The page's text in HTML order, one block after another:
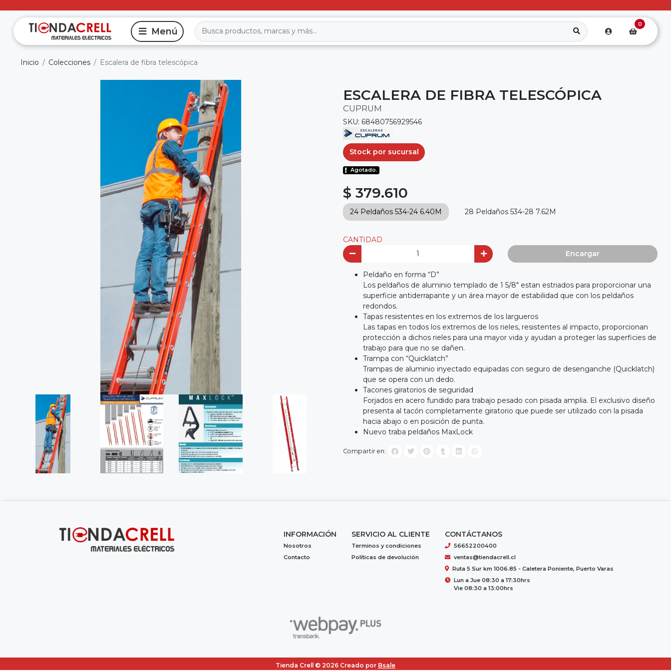
0
Inicio Colecciones Escalera de fibra telescópica
ESCALERA DE FIBRA TELESCÓPICA
CUPRUM
SKU: 68480756929546
Stock por sucursal
Agotado.
$ 379.610
24 Peldaños 534-24 6.40M 28 Peldaños 534-28 7.62M
CANTIDAD
Encargar
Peldaño en forma “D”
Los peldaños de aluminio templado de 1 5/8" estan estriados para proporcionar una
superficie antiderrapante y un área mayor de estabilidad que con los peldaños
redondos.
Tapas resistentes en los extremos de los largueros
Las tapas en todos los extremos de los rieles, resistentes al impacto, proporcionan
protección a dichos rieles para una mayor vida y ayudan a proteger las superficies de
trabajo para que no se dañen.
Trampa con “Quicklatch”
Trampas de aluminio inyectado equipadas con seguro de desenganche (Quicklatch)
que se opera con un dedo.
Tacones giratorios de seguridad
Forjados en acero fundido para trabajo pesado con pisada amplia. El exclusivo diseño
presenta al tacón completamente giratorio que puede ser utilizado con la pisada
hacia abajo o en posición de punta.
Nuevo traba peldaños MaxLock
Compartir en:
INFORMACIÓN
Nosotros
Contacto
SERVICIO AL CLIENTE
Terminos y condiciones
Políticas de devolución
CONTÁCTANOS
56652200400
ventas@tiendacrell.cl
Ruta 5 Sur km 1006.85 - Caletera Poniente, Puerto Varas
Lun a Jue 08:30 a 17:30hrs
Vie 08:30 a 13:00hrs
Tienda Crell © 2026 Creado por Bsale